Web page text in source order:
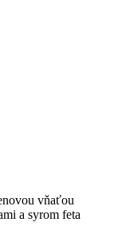
vňaťou
a syrom feta